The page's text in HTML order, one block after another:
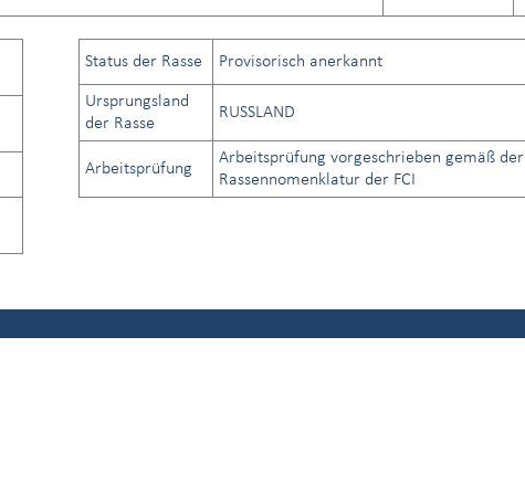
Status der Rasse Provisorisch anerkannt
Ursprungsland
der Rasse
RUSSLAND
Arbeitsprüfung
Arbeitsprüfung vorgeschrieben gemäß der
Rassennomenklatur der FCI